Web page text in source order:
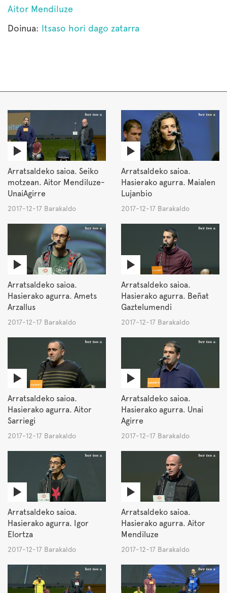
Aitor Mendiluze
Doinua: Itsaso hori dago zatarra
Arratsaldeko saioa. Seiko
motzean. Aitor Mendiluze-
UnaiAgirre
2017-12-17 Barakaldo
Arratsaldeko saioa.
Hasierako agurra. Maialen
Lujanbio
2017-12-17 Barakaldo
Arratsaldeko saioa.
Hasierako agurra. Amets
Arzallus
2017-12-17 Barakaldo
Arratsaldeko saioa.
Hasierako agurra. Beñat
Gaztelumendi
2017-12-17 Barakaldo
Arratsaldeko saioa.
Hasierako agurra. Aitor
Sarriegi
2017-12-17 Barakaldo
Arratsaldeko saioa.
Hasierako agurra. Unai
Agirre
2017-12-17 Barakaldo
Arratsaldeko saioa.
Hasierako agurra. Igor
Elortza
2017-12-17 Barakaldo
Arratsaldeko saioa.
Hasierako agurra. Aitor
Mendiluze
2017-12-17 Barakaldo